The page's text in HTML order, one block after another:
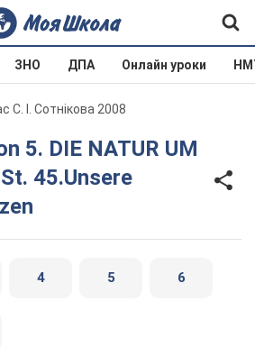
ЗНО ДПА Онлайн уроки
С. І. Сотнікова 2008
45.Unsere
4 5 6